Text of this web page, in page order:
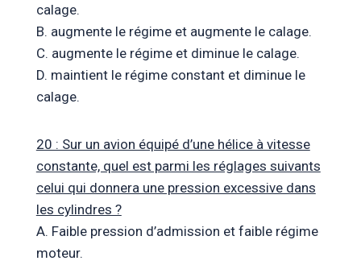
calage.
B. augmente le régime et augmente le calage.
C. augmente le régime et diminue le calage.
D. maintient le régime constant et diminue le
calage.
20 : Sur un avion équipé d’une hélice à vitesse
constante, quel est parmi les réglages suivants
celui qui donnera une pression excessive dans
les cylindres ?
A. Faible pression d’admission et faible régime
moteur.